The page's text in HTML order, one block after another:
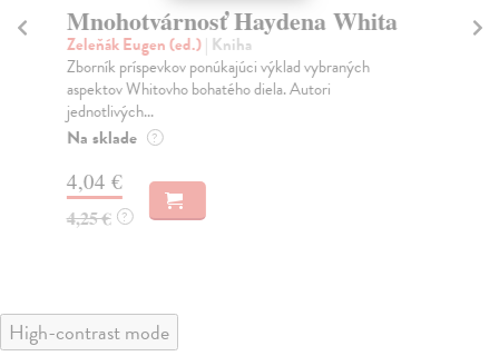
Mnohotvárnosť Haydena Whita
Zeleňák Eugen (ed.)| Kniha
Zborník príspevkov ponúkajúci výklad vybraných
aspektov Whitovho bohatého diela. Autori
jednotlivých...
Na sklade ?
4,04 €
4,25 € ?
High-contrast mode